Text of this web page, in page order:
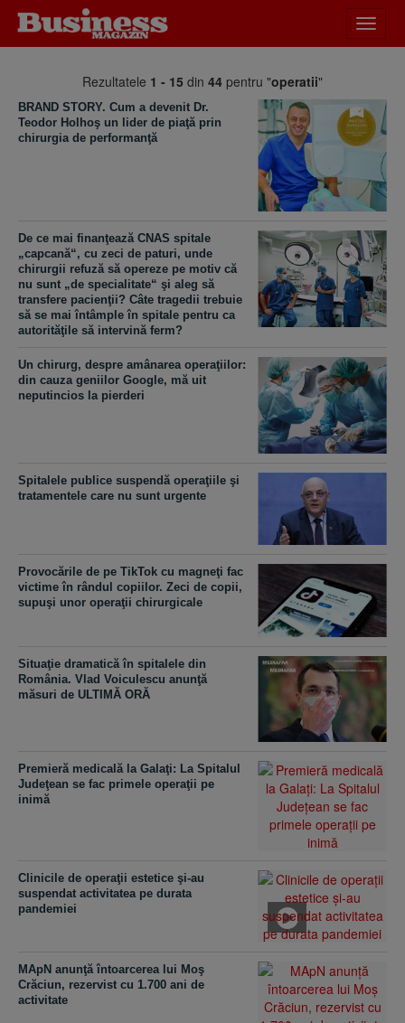
meniu
Rezultatele 1 - 15 din 44 pentru "operatii"
BRAND STORY. Cum a devenit Dr.
Teodor Holhoş un lider de piaţă prin
chirurgia de performanţă
De ce mai finanţează CNAS spitale
„capcană“, cu zeci de paturi, unde
chirurgii refuză să opereze pe motiv că
nu sunt „de specialitate“ şi aleg să
transfere pacienţii? Câte tragedii trebuie
să se mai întâmple în spitale pentru ca
autorităţile să intervină ferm?
Un chirurg, despre amânarea operaţiilor:
din cauza geniilor Google, mă uit
neputincios la pierderi
Spitalele publice suspendă operaţiile şi
tratamentele care nu sunt urgente
​Provocările de pe TikTok cu magneţi fac
victime în rândul copiilor. Zeci de copii,
supuşi unor operaţii chirurgicale
Situaţie dramatică în spitalele din
România. Vlad Voiculescu anunţă
măsuri de ULTIMĂ ORĂ
Premieră medicală la Galaţi: La Spitalul
Judeţean se fac primele operaţii pe
inimă
Clinicile de operaţii estetice şi-au
suspendat activitatea pe durata
pandemiei
MApN anunţă întoarcerea lui Moş
Crăciun, rezervist cu 1.700 ani de
activitate